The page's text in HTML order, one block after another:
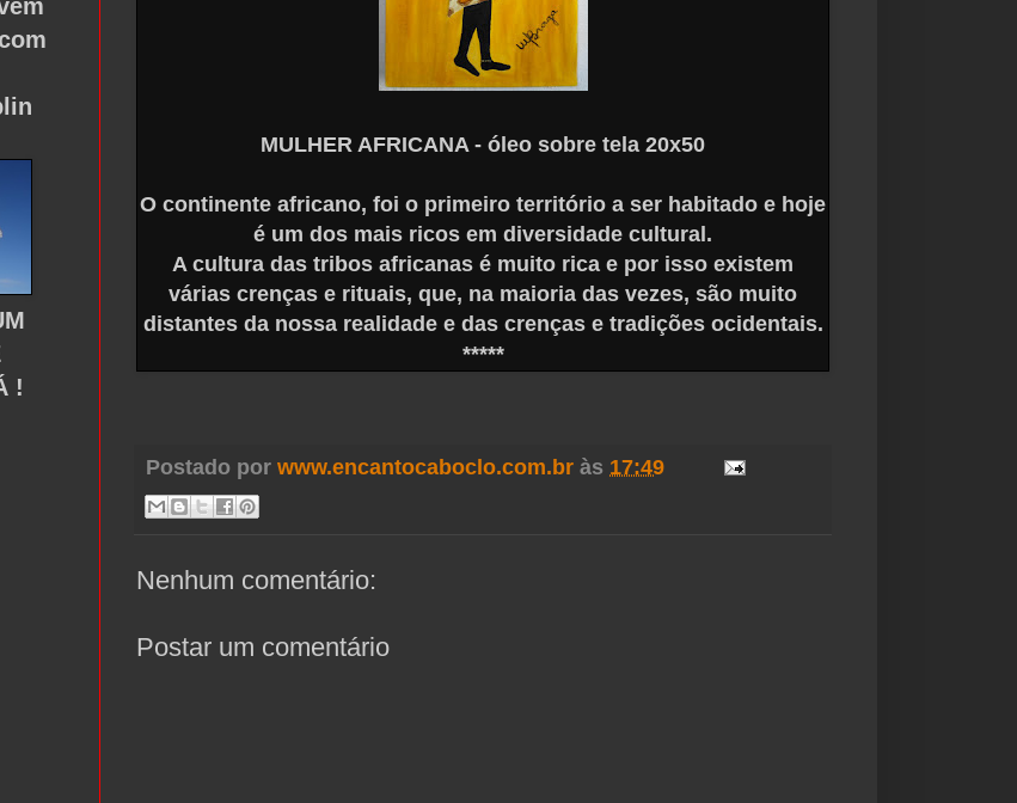
MULHER AFRICANA - óleo sobre tela 20x50
O continente africano, foi o primeiro território a ser habitado e hoje
é um dos mais ricos em diversidade cultural.
A cultura das tribos africanas é muito rica e por isso existem
várias crenças e rituais, que, na maioria das vezes, são muito
distantes da nossa realidade e das crenças e tradições ocidentais.
*****
Postado por www.encantocaboclo.com.br às 17:49
Nenhum comentário:
Postar um comentário
!